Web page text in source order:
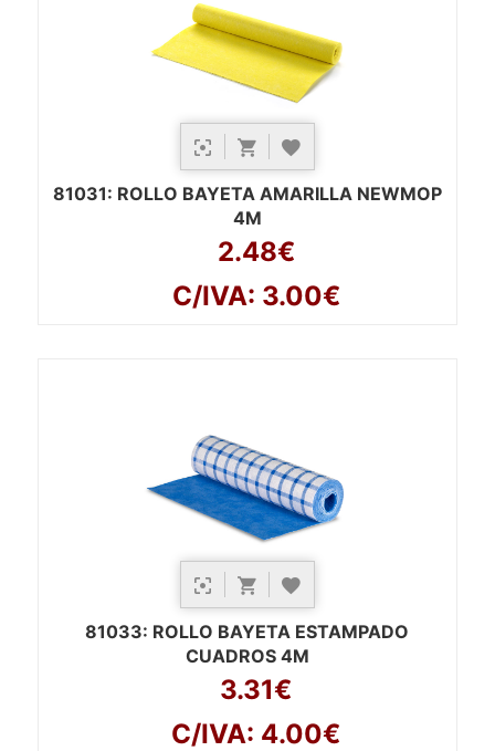
81031: ROLLO BAYETA AMARILLA NEWMOP
4M
2.48€
C/IVA: 3.00€
81033: ROLLO BAYETA ESTAMPADO
CUADROS 4M
3.31€
C/IVA: 4.00€